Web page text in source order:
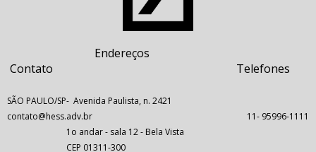
Endereços
Contato Telefones
SÃO PAULO/SP- Avenida Paulista, n. 2421
contato@hess.adv.br 11- 95996-1111
1o andar - sala 12 - Bela Vista
CEP 01311-300